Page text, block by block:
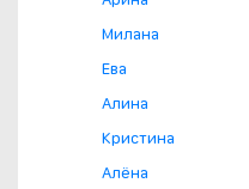
Милана
Ева
Алина
Кристина
Алёна